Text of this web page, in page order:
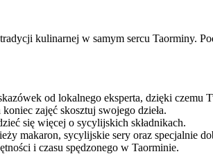
kulinarnej w samym sercu Taorminy.
od lokalnego eksperta, dzięki czemu
zajęć skosztuj swojego dzieła.
się więcej o sycylijskich składnikach.
makaron, sycylijskie sery oraz specjalnie
i czasu spędzonego w Taorminie.